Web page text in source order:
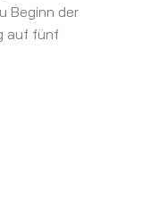
Beginn der
auf fünf